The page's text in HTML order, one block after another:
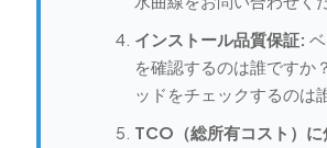
インストール品質保証:
を確認するのは誰ですか
ッドをチェックするのは
TCO（総所有コスト）に